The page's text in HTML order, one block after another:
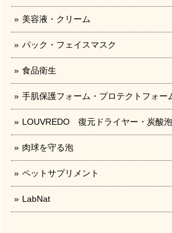
美容液・クリーム
パック・フェイスマスク
食品衛生
手肌保護フォーム・プロテクトフォー
LOUVREDO 復元ドライヤー・炭酸
肉球を守る泡
ペットサプリメント
LabNat